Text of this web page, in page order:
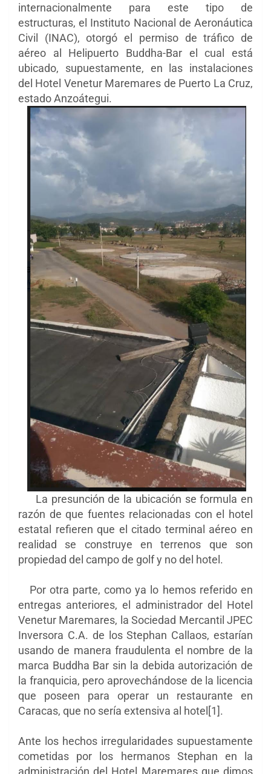
internacionalmente para este tipo de
estructuras, el Instituto Nacional de Aeronáutica
Civil (INAC), otorgó el permiso de tráfico de
aéreo al Helipuerto Buddha-Bar el cual está
ubicado, supuestamente, en las instalaciones
del Hotel Venetur Maremares de Puerto La Cruz,
estado Anzoátegui.
La presunción de la ubicación se formula en
razón de que fuentes relacionadas con el hotel
estatal refieren que el citado terminal aéreo en
realidad se construye en terrenos que son
propiedad del campo de golf y no del hotel.
Por otra parte, como ya lo hemos referido en
entregas anteriores, el administrador del Hotel
Venetur Maremares, la Sociedad Mercantil JPEC
Inversora C.A. de los Stephan Callaos, estarían
usando de manera fraudulenta el nombre de la
marca Buddha Bar sin la debida autorización de
la franquicia, pero aprovechándose de la licencia
que poseen para operar un restaurante en
Caracas, que no sería extensiva al hotel[1].
Ante los hechos irregularidades supuestamente
cometidas por los hermanos Stephan en la